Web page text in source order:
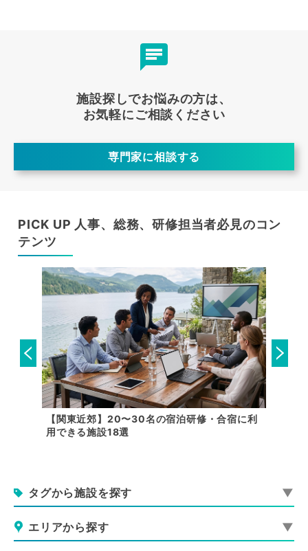
施設探しでお悩みの方は、
お気軽にご相談ください
専門家に相談する
PICK UP 人事、総務、研修担当者必見のコン
テンツ
【関東近郊】20〜30名の宿泊研修・合宿に利
用できる施設18選
タグから施設を探す
エリアから探す